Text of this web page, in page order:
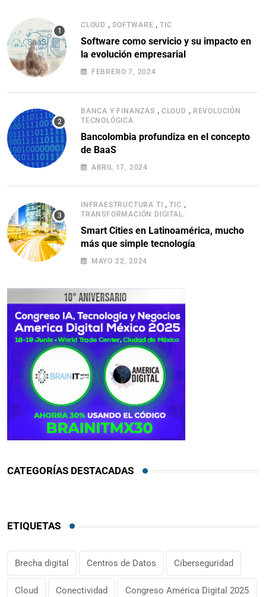
CLOUD , SOFTWARE ,TIC
Software como servicio y su impacto en
la evolución empresarial
FEBRERO 7, 2024
BANCA Y FINANZAS , CLOUD , REVOLUCIÓN
TECNOLÓGICA
Bancolombia profundiza en el concepto
de BaaS
ABRIL 17, 2024
INFRAESTRUCTURA TI ,TIC ,
TRANSFORMACIÓN DIGITAL.
Smart Cities en Latinoamérica, mucho
más que simple tecnología
MAYO 22, 2024
CATEGORÍAS DESTACADAS
ETIQUETAS
Brecha digital Centros de Datos Ciberseguridad
Cloud Conectividad Congreso América Digital 2025